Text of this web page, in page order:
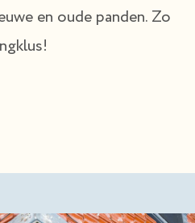
en oude panden. Zo